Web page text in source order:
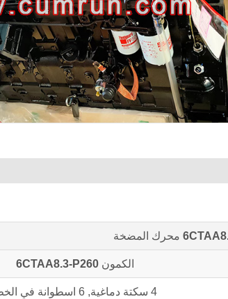
محرك المضخة
الكمون 6CTAA8.3-P260
4 سكتة دماغية, 6 اسطوانة في الخط